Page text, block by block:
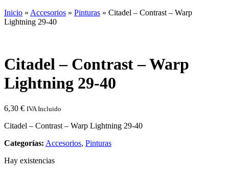
Inicio » Accesorios » Pinturas » Citadel – Contrast – Warp
Lightning 29-40
Citadel – Contrast – Warp
Lightning 29-40
6,30 € IVA Incluido
Citadel – Contrast – Warp Lightning 29-40
Categorías: Accesorios, Pinturas
Hay existencias